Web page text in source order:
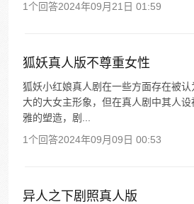
1个回答2024年09月21日 01:59
狐妖真人版不尊重女性
狐妖小红娘真人剧在一些方面存在被
大的大女主形象，但在真人剧中其人
雅的塑造，剧...
1个回答2024年09月09日 00:53
异人之下剧照真人版